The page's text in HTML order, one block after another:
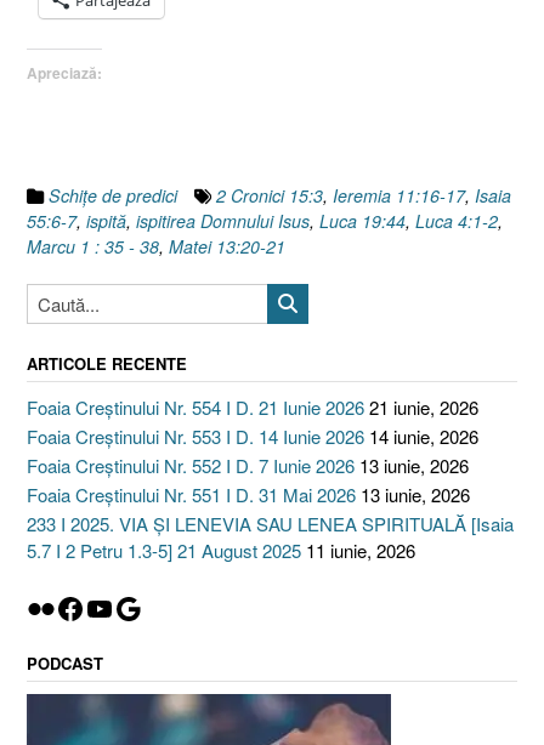
Apreciază:
Schiţe de predici 2 Cronici 15:3, Ieremia 11:16-17, Isaia
55:6-7, ispită, ispitirea Domnului Isus, Luca 19:44, Luca 4:1-2,
Marcu 1 : 35 - 38, Matei 13:20-21
ARTICOLE RECENTE
Foaia Creștinului Nr. 554 I D. 21 Iunie 202621 iunie, 2026
Foaia Creștinului Nr. 553 I D. 14 Iunie 2026 14 iunie, 2026
Foaia Creștinului Nr. 552 I D. 7 Iunie 2026 13 iunie, 2026
Foaia Creștinului Nr. 551 I D. 31 Mai 2026 13 iunie, 2026
233 I 2025. VIA ȘI LENEVIA SAU LENEA SPIRITUALĂ [Isaia
5.7 I 2 Petru 1.3-5] 21 August 2025 11 iunie, 2026
Flickr
Facebook
YouTube
Google
PODCAST